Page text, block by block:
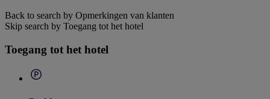
Back to search by Opmerkingen van klanten
Skip search by Toegang tot het hotel
Toegang tot het hotel